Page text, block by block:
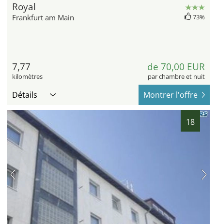
Royal
Frankfurt am Main 73%
7,77
kilomètres
de 70,00 EUR
par chambre et nuit
Détails Montrer l'offre
18